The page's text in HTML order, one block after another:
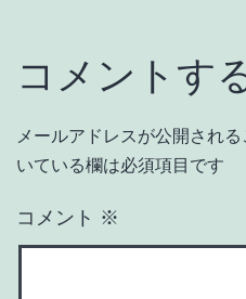
コメントす
メールアドレスが公開される
いている欄は必須項目です
コメント ※